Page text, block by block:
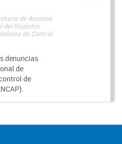
de Asuntos
del Registro
de Control
denuncias
de
de